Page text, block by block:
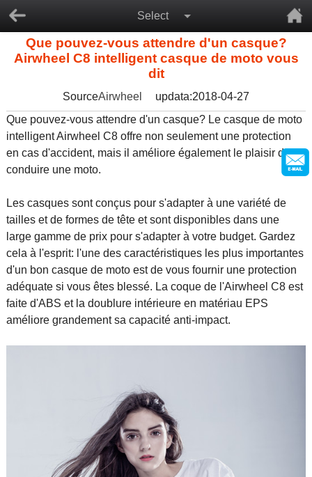
Select
Que pouvez-vous attendre d'un casque?
Airwheel C8 intelligent casque de moto vous
dit
SourceAirwheel
updata:2018-04-27
Que pouvez-vous attendre d'un casque? Le casque de moto
intelligent Airwheel C8 offre non seulement une protection
en cas d'accident, mais il améliore également le plaisir de
conduire une moto.
Les casques sont conçus pour s'adapter à une variété de
tailles et de formes de tête et sont disponibles dans une
large gamme de prix pour s'adapter à votre budget. Gardez
cela à l'esprit: l'une des caractéristiques les plus importantes
d'un bon casque de moto est de vous fournir une protection
adéquate si vous êtes blessé. La coque de l'Airwheel C8 est
faite d'ABS et la doublure intérieure en matériau EPS
améliore grandement sa capacité anti-impact.